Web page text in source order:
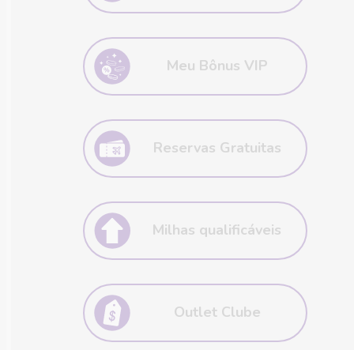
Clube tem bônus diferenciado ao
participar de promoções de
transferência de pontos do cartão.
Transforme milhas em passagens,
hospedagem e muito mais!
Meu Bônus VIP
A cada 6 pagamentos do clube,
você ganha até 50% de bônus para
transferir pontos do seu cartão a
hora que quiser.
Reservas Gratuitas
Precisa de mais tempo? Congele o
preço de até 5 bilhetes GOL por
72h por ano.Milhas qualificáveis
É tipo videogame, só que melhor!
Receba milhas qualificáveis todos
os meses que te ajudam a manter
ou subir de categoria (Smiles,
Prata, Ouro ou Diamante).
Outlet Clube